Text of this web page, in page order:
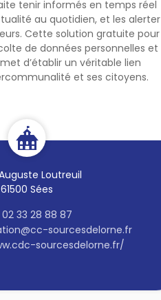
tenir informés en temps réel
au quotidien, et les alerter
Cette solution gratuite pour
de données personnelles et
d’établir un véritable lien
et ses citoyens.
Loutreuil
61500 Sées
02 33 28 88 87
sourcesdelorne.fr
sourcesdelorne.fr/